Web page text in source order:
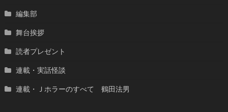
編集部
舞台挨拶
読者プレゼント
連載・実話怪談
連載・Ｊホラーのすべて 鶴田法男